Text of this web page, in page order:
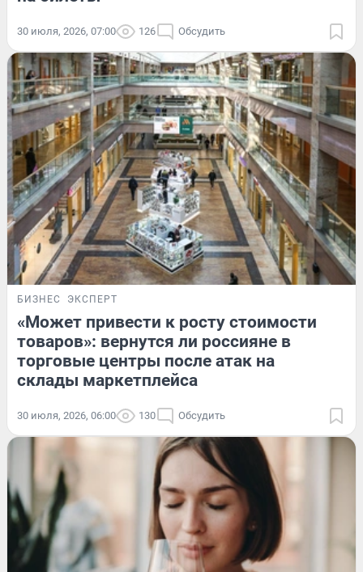
30 июля, 2026, 07:00 126 Обсудить
БИЗНЕС ЭКСПЕРТ
«Может привести к росту стоимости
товаров»: вернутся ли россияне в
торговые центры после атак на
склады маркетплейса
30 июля, 2026, 06:00 130 Обсудить